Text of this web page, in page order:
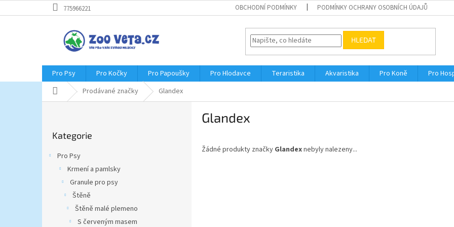
na
775966221 OBCHODNÍ PODMÍNKY PODMÍNKY OCHRANY OSOBNÍCH ÚDAJŮ
HLEDAT
Pro Psy Pro Kočky Pro Papoušky Pro Hlodavce Teraristika Akvaristika Pro Koně Pro
Domů Prodávané značky Glandex
kategorie
Kategorie
Pro Psy
Krmení a pamlsky
Granule pro psy
Štěně
Štěně malé plemeno
S červeným masem
Glandex
Žádné produkty značky Glandexnebyly nalezeny...